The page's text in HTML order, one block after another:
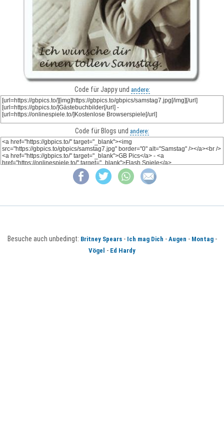
Code für Jappy und andere:
Code für Blogs und andere:
Besuche auch unbedingt: Britney Spears- Ich mag Dich - Augen - Montag-
Vögel - Ed Hardy